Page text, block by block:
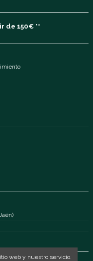
de 150€ **
web y nuestro servicio.